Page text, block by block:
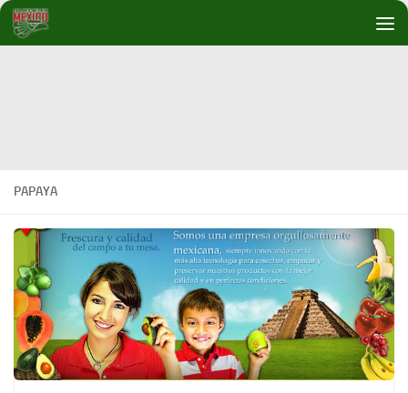
Debajo del contenido
PAPAYA